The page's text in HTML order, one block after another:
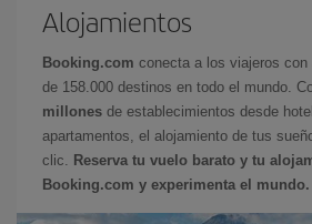
Alojamientos
Booking.com conecta a los viajeros
de 158.000 destinos en todo el mundo.
millones de establecimientos desde
apartamentos, el alojamiento de tus
clic.
Reserva tu vuelo barato y tu
Booking.com y experimenta el mundo.